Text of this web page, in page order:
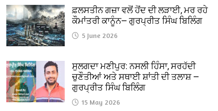
ਫ਼ਲਸਤੀਨ ਗਜ਼ਾ ਵਲੋਂ ਹੋਂਦ ਦੀ ਲੜਾਈ, ਮਰ ਰਹੇ
ਕੌਮਾਂਤਰੀ ਕਾਨੂੰਨ— ਗੁਰਪ੍ਰੀਤ ਸਿੰਘ ਬਿਲਿੰਗ
5 June 2026
ਸੁਲਗਦਾ ਮਣੀਪੁਰ: ਨਸਲੀ ਹਿੰਸਾ, ਸਰਹੱਦੀ
ਚੁਣੌਤੀਆਂ ਅਤੇ ਸਥਾਈ ਸ਼ਾਂਤੀ ਦੀ ਤਲਾਸ਼ —
ਗੁਰਪ੍ਰੀਤ ਸਿੰਘ ਬਿਲਿੰਗ
15 May 2026